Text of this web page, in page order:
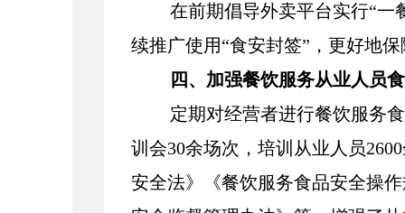
在前期倡导外卖平台实行“一
续推广使用“食安封签”，更好地
四、加强餐饮服务从业人员
定期对经营者进行餐饮服务
训会30余场次，培训从业人员
安全法》《餐饮服务食品安全操